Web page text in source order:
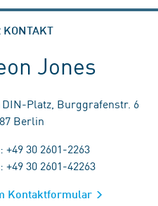
KONTAKT
Jones
Platz, Burggrafenstr. 6
Berlin
+49 30 2601-2263
+49 30 2601-42263
Kontaktformular